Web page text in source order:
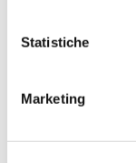
Statistiche
Marketing